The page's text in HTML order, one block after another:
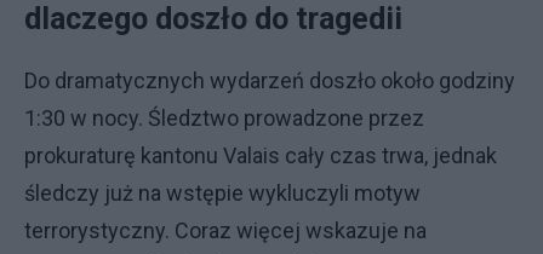
dlaczego doszło do tragedii
Do dramatycznych wydarzeń doszło około godziny
1:30 w nocy. Śledztwo prowadzone przez
prokuraturę kantonu Valais cały czas trwa, jednak
śledczy już na wstępie wykluczyli motyw
terrorystyczny. Coraz więcej wskazuje na